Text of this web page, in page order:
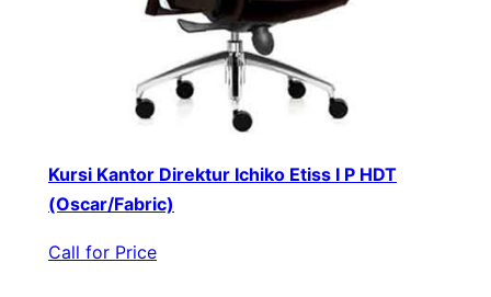
Kursi Kantor Direktur Ichiko Etiss I P HDT
(Oscar/Fabric)
Call for Price